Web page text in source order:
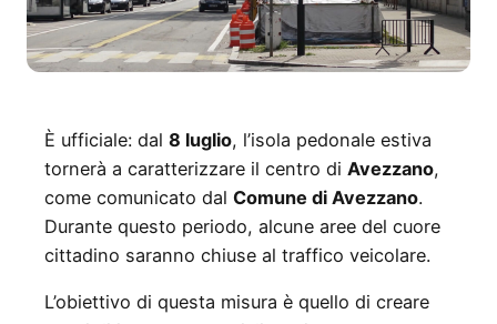
È ufficiale: dal 8 luglio, l’isola pedonale estiva
tornerà a caratterizzare il centro di Avezzano,
come comunicato dal Comune di Avezzano.
Durante questo periodo, alcune aree del cuore
cittadino saranno chiuse al traffico veicolare.
L’obiettivo di questa misura è quello di creare